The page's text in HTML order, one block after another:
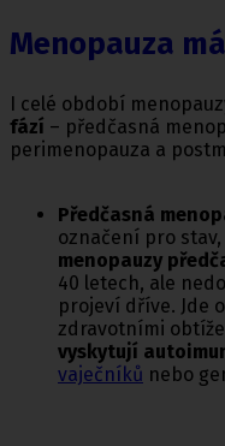
Menopauza
I celé období
fází – předčasná
perimenopauza a
Předčasná
označení pro
menopauzy
40 letech, ale
projeví dříve. Jde
zdravotními
vyskytují
vaječníků nebo